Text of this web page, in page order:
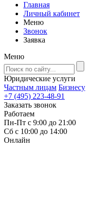
Главная
Личный кабинет
Меню
Звонок
Заявка
Меню
Юридические услуги
Частным лицам Бизнесу
+7 (495) 223-48-91
Заказать звонок
Работаем
Пн-Пт с 9:00 до 21:00
Сб с 10:00 до 14:00
Онлайн